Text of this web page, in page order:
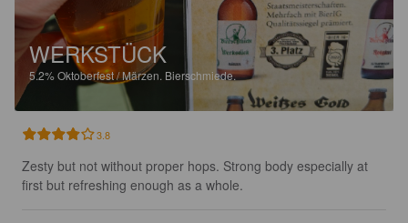
WERKSTÜCK
5.2%Oktoberfest / Märzen. Bierschmiede.
3.8
Zesty but not without proper hops. Strong body especially at
first but refreshing enough as a whole.